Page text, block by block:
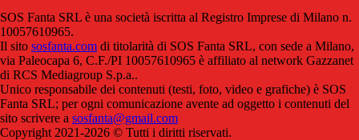
SOS Fanta SRL è una società iscritta al Registro Imprese di Milano n.
10057610965.
Il sito sosfanta.com di titolarità di SOS Fanta SRL, con sede a Milano,
via Paleocapa 6, C.F./PI 10057610965 è affiliato al network Gazzanet
di RCS Mediagroup S.p.a..
Unico responsabile dei contenuti (testi, foto, video e grafiche) è SOS
Fanta SRL; per ogni comunicazione avente ad oggetto i contenuti del
sito scrivere a sosfanta@gmail.com
Copyright 2021-2026 © Tutti i diritti riservati.